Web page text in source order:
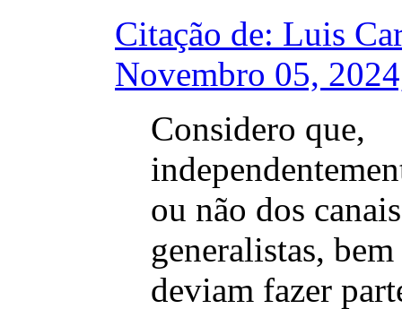
Citação de: Luis
Novembro 05,
Considero que,
ou não dos
generalistas,
deviam fazer